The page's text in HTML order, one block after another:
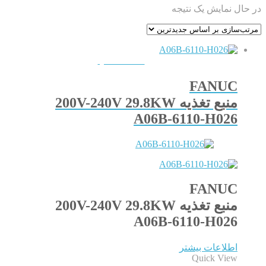
در حال نمایش یک نتیجه
FANUC
منبع تغذیه 200V-240V 29.8KW
A06B-6110-H026
FANUC
منبع تغذیه 200V-240V 29.8KW
A06B-6110-H026
اطلاعات بیشتر
Quick View